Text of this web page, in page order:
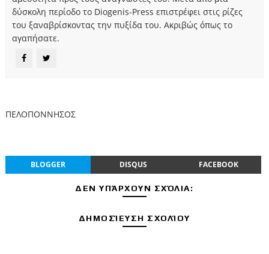
δύσκολη περίοδο το Diogenis-Press επιστρέφει στις ρίζες
του ξαναβρίσκοντας την πυξίδα του. Ακριβώς όπως το
αγαπήσατε.
ΠΕΛΟΠΟΝΝΗΣΟΣ
BLOGGER DISQUS FACEBOOK
ΔΕΝ ΥΠΆΡΧΟΥΝ ΣΧΌΛΙΑ:
ΔΗΜΟΣΊΕΥΣΗ ΣΧΟΛΊΟΥ